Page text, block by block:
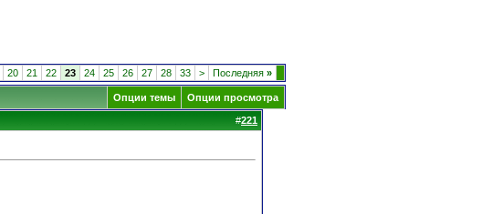
20 21 22 23 24 25 26 27 28 33 > Последняя »
Опции темы Опции просмотра
#221